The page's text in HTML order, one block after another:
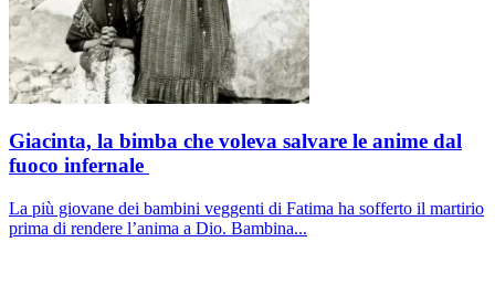
Giacinta, la bimba che voleva salvare le anime dal
fuoco infernale
La più giovane dei bambini veggenti di Fatima ha sofferto il martirio
prima di rendere l’anima a Dio. Bambina...